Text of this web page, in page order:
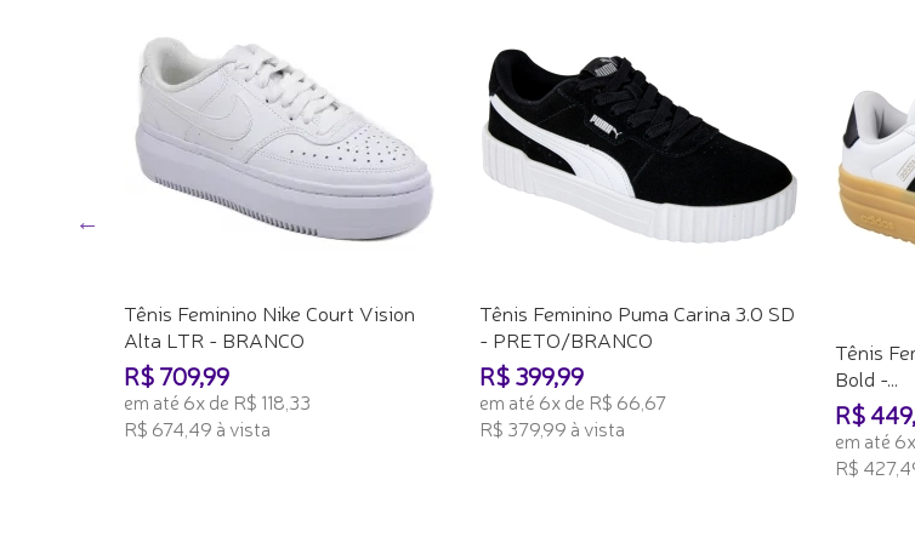
Tênis Feminino Nike Court Vision
Alta LTR - BRANCO
R$ 709,99
em até 6x de R$ 118,33
R$ 674,49 à vista
Tênis Feminino Puma Carina 3.0 SD
- PRETO/BRANCO
R$ 399,99
em até 6x de R$ 66,67
R$ 379,99 à vista
Tênis
Bold -...
R$
em até
R$